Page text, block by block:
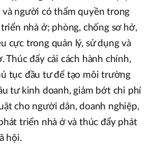
và người có thẩm quyền trong
nhà ở; phòng, chống sơ hở,
cực trong quản lý, sử dụng và
Thúc đẩy cải cách hành chính,
tục đầu tư để tạo môi trường
tư kinh doanh, giảm bớt chi phí
cho người dân, doanh nghiệp,
triển nhà ở và thúc đẩy phát
hội.